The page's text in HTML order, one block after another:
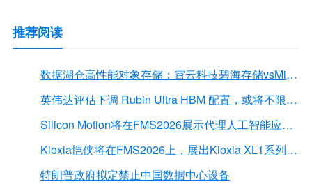
推荐阅读
数据湖仓高性能对象存储：霄云科技碧海存储vsMinIO
英伟达评估下调 Rubin Ultra HBM 配置，或将不限于12Hi HBM4E
Silicon Motion将在FMS2026展示代理人工智能应用的下一代存储解决方案
Kioxia恺侠将在FMS2026上，展出Kioxia XL1系列内存扩展模块
特朗普政府拟定禁止中国数据中心设备